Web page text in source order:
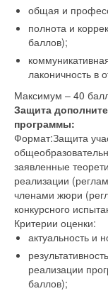
общая и
полнота и
баллов);
лаконичность в
Максимум – 40
Защита
программы:
Формат:Защита
заявленные
реализации
членами жюри
конкурсного
Критерии оценки:
актуальность и
реализации
баллов);